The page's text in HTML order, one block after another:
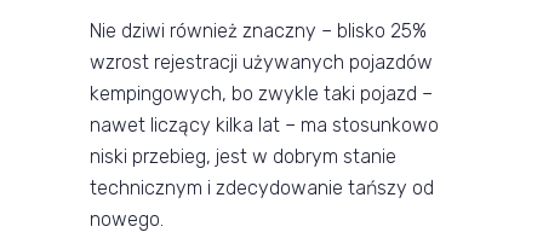
Nie dziwi również znaczny – blisko 25%
wzrost rejestracji używanych pojazdów
kempingowych, bo zwykle taki pojazd –
nawet liczący kilka lat – ma stosunkowo
niski przebieg, jest w dobrym stanie
technicznym i zdecydowanie tańszy od
nowego.